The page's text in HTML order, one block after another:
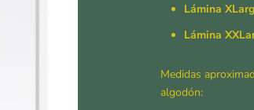
Lámina
Lámina
Medidas
algodón: